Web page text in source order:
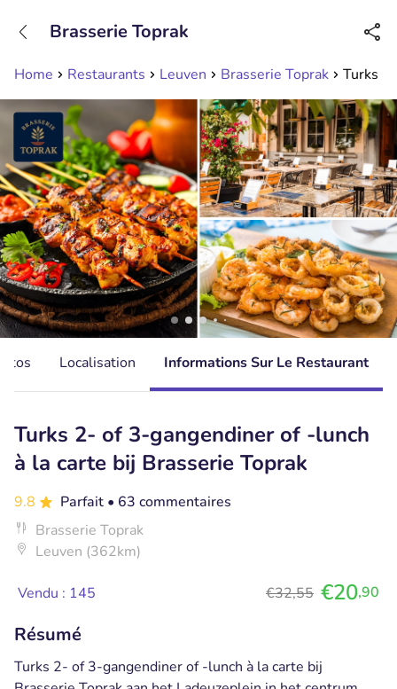
Disponible jusqu'à 23:00 heures
Home Restaurants Leuven Brasserie Toprak Turks
Brasserie Toprak
Localisation Informations Sur Le Restaurant
Turks 2- of 3-gangendiner of -lunch
à la carte bij Brasserie Toprak
9.8 Parfait • 63 commentaires
Brasserie Toprak
Leuven (362km)
Vendu : 145 €32,55 €20,90
Résumé
Turks 2- of 3-gangendiner of -lunch à la carte bij